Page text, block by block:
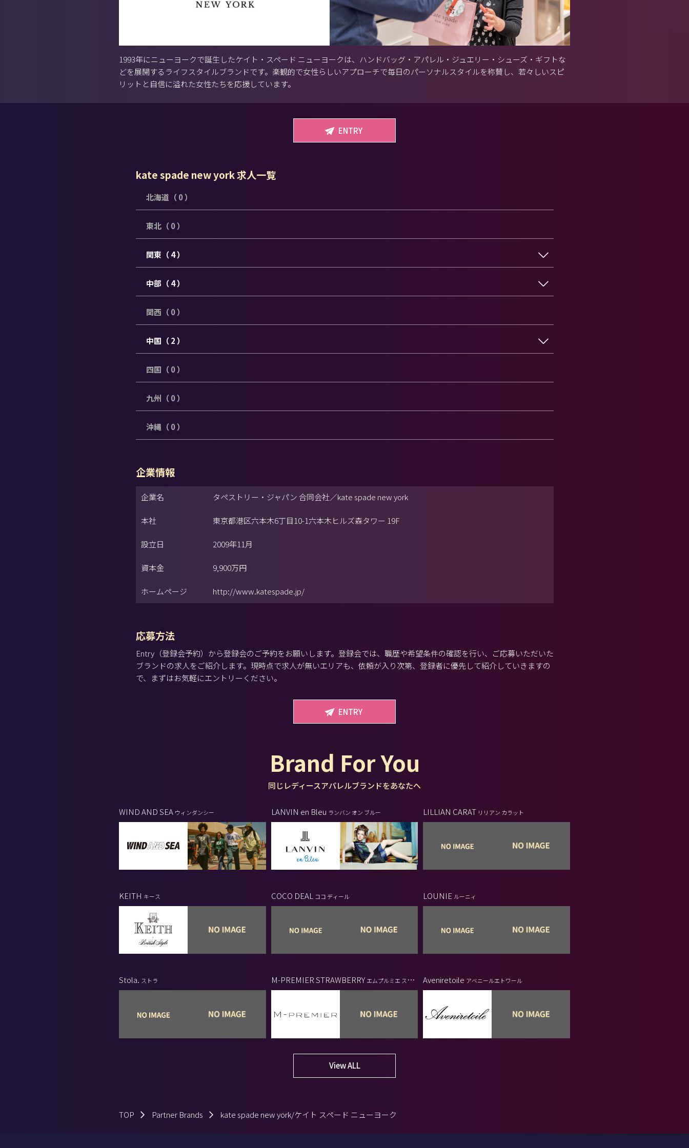
1993年にニューヨークで誕生したケイト・スペード ニューヨークは、ハンドバッグ・アパレル・ジュエリー・シューズ・ギフトな
どを展開するライフスタイルブランドです。楽観的で女性らしいアプローチで毎日のパーソナルスタイルを称賛し、若々しいスピ
リットと自信に溢れた女性たちを応援しています。
ENTRY
kate spade new york 求人一覧
北海道（ 0 ）
東北（ 0 ）
関東（ 4 ）
中部（ 4 ）
関西（ 0 ）
中国（ 2 ）
四国（ 0 ）
九州（ 0 ）
沖縄（ 0 ）
企業情報
企業名 タペストリー・ジャパン 合同会社／kate spade new york
本社 東京都港区六本木6丁目10-1六本木ヒルズ森タワー 19F
設立日 2009年11月
資本金 9,900万円
ホームページ http://www.katespade.jp/
応募方法
Entry（登録会予約）から登録会のご予約をお願いします。登録会では、職歴や希望条件の確認を行い、ご応募いただいた
ブランドの求人をご紹介します。現時点で求人が無いエリアも、依頼が入り次第、登録者に優先して紹介していきますの
で、まずはお気軽にエントリーください。
ENTRY
Brand For You
同じレディースアパレルブランドをあなたへ
WIND AND SEA ウィンダンシー LANVIN en Bleu ランバン オン ブルー LILLIAN CARAT リリアン カラット
KEITH キース COCO DEAL ココ ディール LOUNIE ルーニィ
Stola. ストラ M-PREMIER STRAWBERRY エムプルミエ スト
ロベリー
Aveniretoile アベニールエトワール
View ALL
TOP Partner Brands kate spade new york/ケイト スペード ニューヨーク